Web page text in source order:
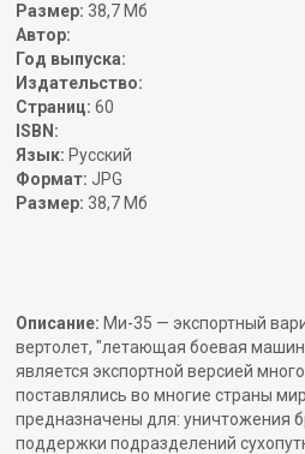
Размер: 38,7 Мб
Автор:
Год выпуска:
Издательство:
Страниц: 60
ISBN:
Язык: Русский
Формат: JPG
Размер: 38,7 Мб
Описание: Ми-35 — экспортный
вертолет, "летающая боевая
является экспортной версией
поставлялись во многие страны
предназначены для: уничтожения
поддержки подразделений